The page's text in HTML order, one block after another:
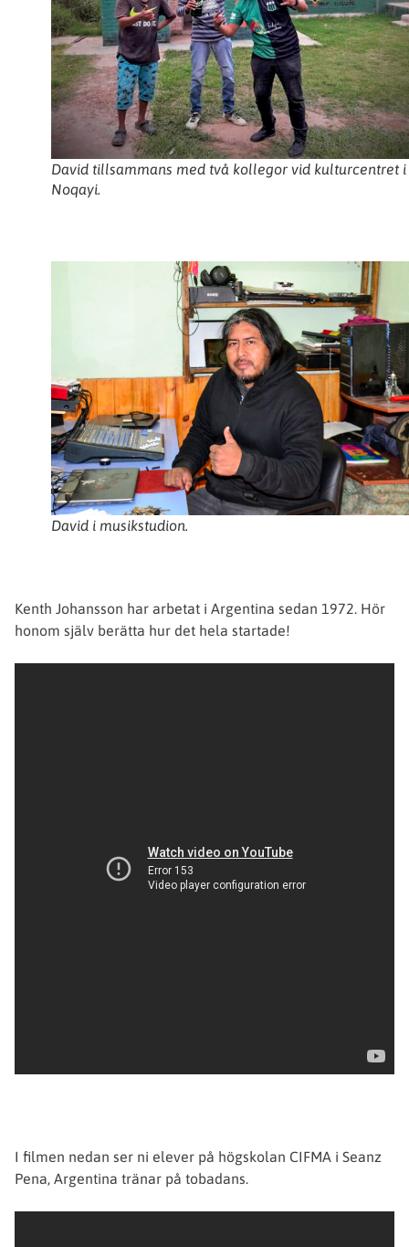
David tillsammans med två kollegor vid kulturcentret i
Noqayi.
David i musikstudion.
Kenth Johansson har arbetat i Argentina sedan 1972. Hör
honom själv berätta hur det hela startade!
I filmen nedan ser ni elever på högskolan CIFMA i Seanz
Pena, Argentina tränar på tobadans.